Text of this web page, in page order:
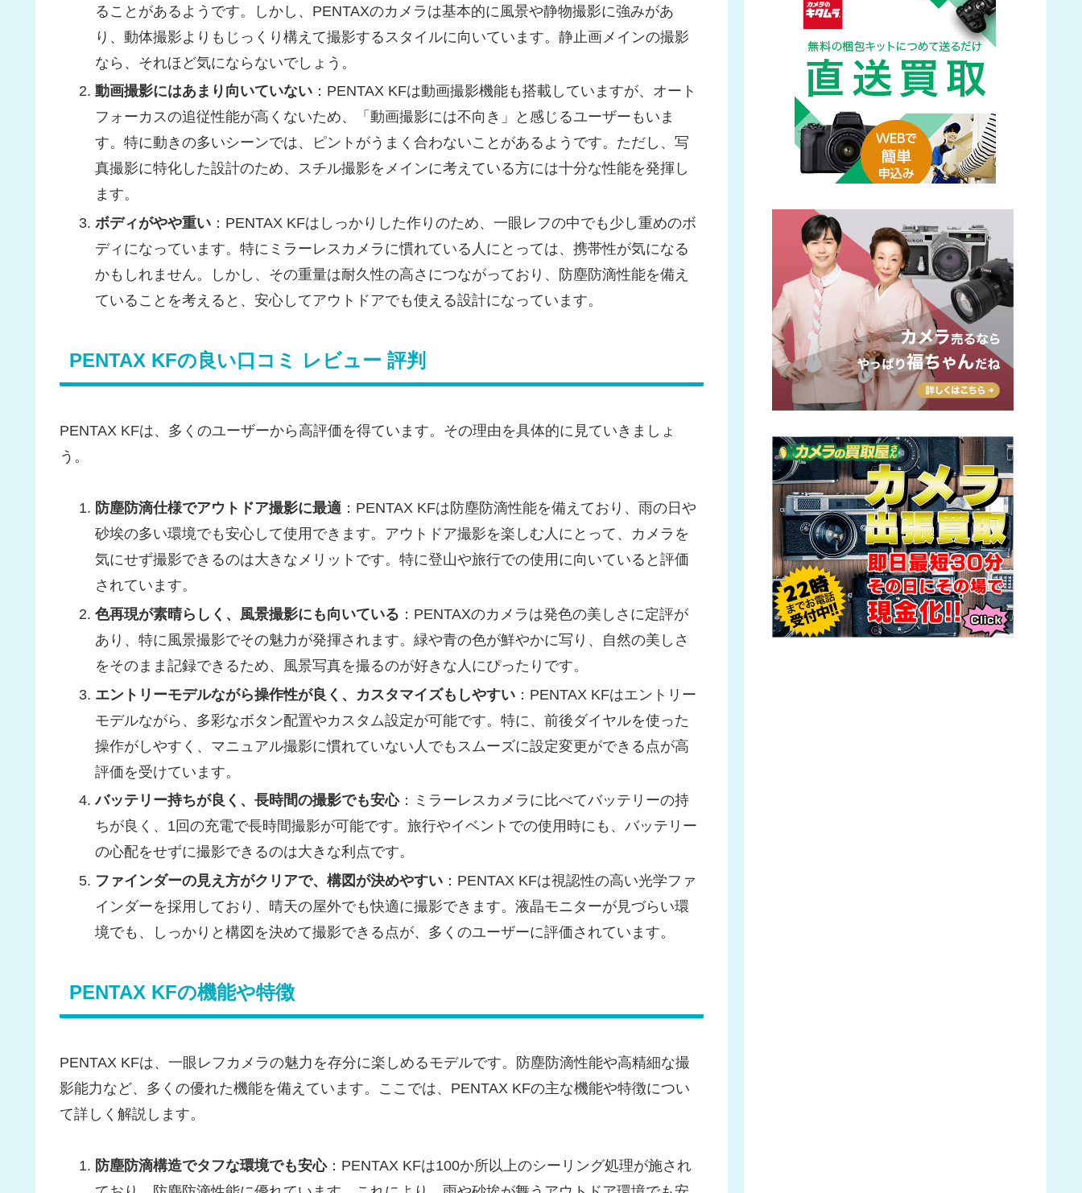
ることがあるようです。しかし、PENTAXのカメラは基本的に風景や静物撮影に強みがあ
り、動体撮影よりもじっくり構えて撮影するスタイルに向いています。静止画メインの撮影
なら、それほど気にならないでしょう。
動画撮影にはあまり向いていない：PENTAX KFは動画撮影機能も搭載していますが、オート
フォーカスの追従性能が高くないため、「動画撮影には不向き」と感じるユーザーもいま
す。特に動きの多いシーンでは、ピントがうまく合わないことがあるようです。ただし、写
真撮影に特化した設計のため、スチル撮影をメインに考えている方には十分な性能を発揮し
ます。
ボディがやや重い：PENTAX KFはしっかりした作りのため、一眼レフの中でも少し重めのボ
ディになっています。特にミラーレスカメラに慣れている人にとっては、携帯性が気になる
かもしれません。しかし、その重量は耐久性の高さにつながっており、防塵防滴性能を備え
ていることを考えると、安心してアウトドアでも使える設計になっています。
PENTAX KFの良い口コミ レビュー 評判
PENTAX KFは、多くのユーザーから高評価を得ています。その理由を具体的に見ていきましょ
う。
防塵防滴仕様でアウトドア撮影に最適：PENTAX KFは防塵防滴性能を備えており、雨の日や
砂埃の多い環境でも安心して使用できます。アウトドア撮影を楽しむ人にとって、カメラを
気にせず撮影できるのは大きなメリットです。特に登山や旅行での使用に向いていると評価
されています。
色再現が素晴らしく、風景撮影にも向いている ：PENTAXのカメラは発色の美しさに定評が
あり、特に風景撮影でその魅力が発揮されます。緑や青の色が鮮やかに写り、自然の美しさ
をそのまま記録できるため、風景写真を撮るのが好きな人にぴったりです。
エントリーモデルながら操作性が良く、カスタマイズもしやすい：PENTAX KFはエントリー
モデルながら、多彩なボタン配置やカスタム設定が可能です。特に、前後ダイヤルを使った
操作がしやすく、マニュアル撮影に慣れていない人でもスムーズに設定変更ができる点が高
評価を受けています。
バッテリー持ちが良く、長時間の撮影でも安心：ミラーレスカメラに比べてバッテリーの持
ちが良く、1回の充電で長時間撮影が可能です。旅行やイベントでの使用時にも、バッテリー
の心配をせずに撮影できるのは大きな利点です。
ファインダーの見え方がクリアで、構図が決めやすい：PENTAX KFは視認性の高い光学ファ
インダーを採用しており、晴天の屋外でも快適に撮影できます。液晶モニターが見づらい環
境でも、しっかりと構図を決めて撮影できる点が、多くのユーザーに評価されています。
PENTAX KFの機能や特徴
PENTAX KFは、一眼レフカメラの魅力を存分に楽しめるモデルです。防塵防滴性能や高精細な撮
影能力など、多くの優れた機能を備えています。ここでは、PENTAX KFの主な機能や特徴につい
て詳しく解説します。
防塵防滴構造でタフな環境でも安心：PENTAX KFは100か所以上のシーリング処理が施され